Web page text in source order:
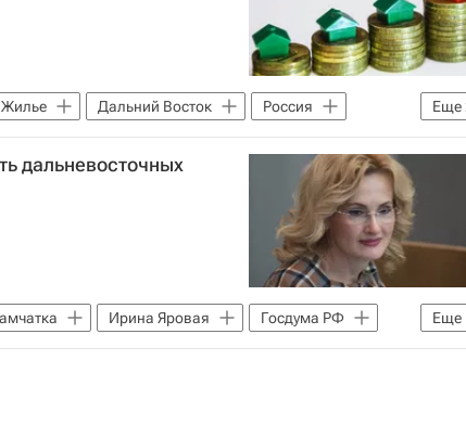
Еще
Жилье Дальний Восток
Россия
дальневосточных
Еще
Ирина Яровая
Госдума РФ